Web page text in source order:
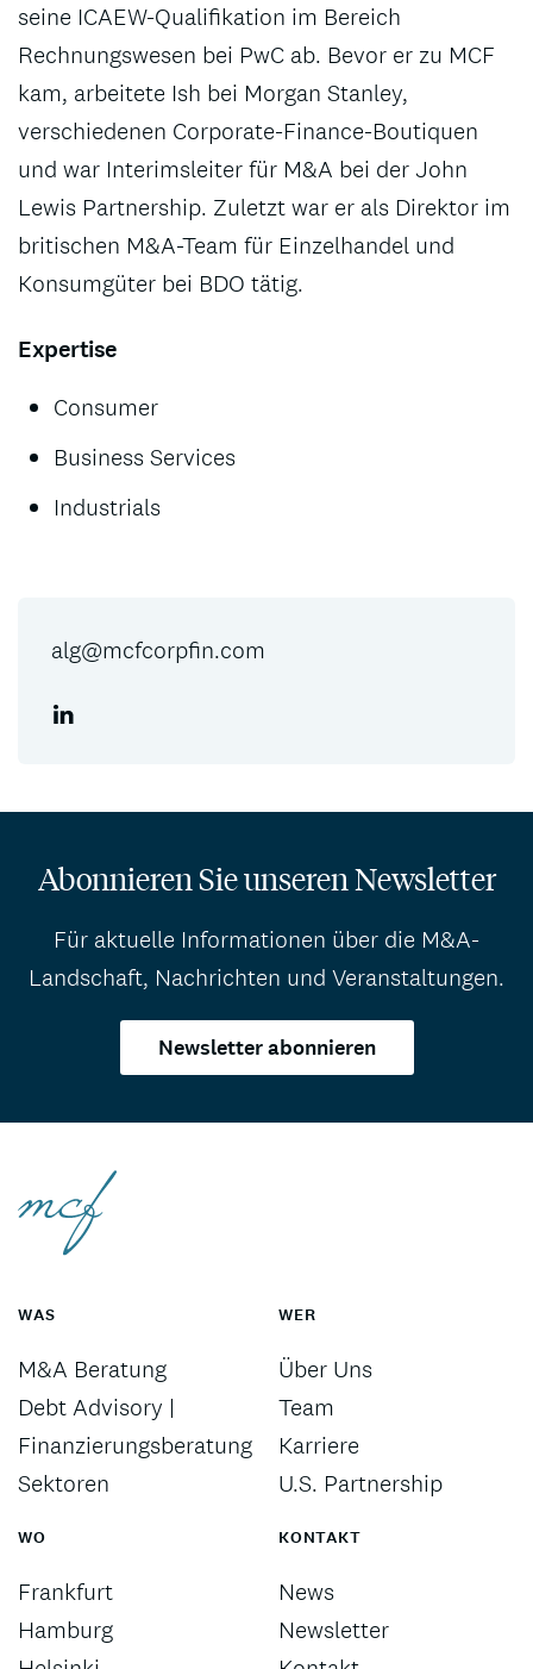
seine ICAEW-Qualifikation im Bereich
Rechnungswesen bei PwC ab. Bevor er zu MCF
kam, arbeitete Ish bei Morgan Stanley,
verschiedenen Corporate-Finance-Boutiquen
und war Interimsleiter für M&A bei der John
Lewis Partnership. Zuletzt war er als Direktor im
britischen M&A-Team für Einzelhandel und
Konsumgüter bei BDO tätig.
Expertise
Consumer
Business Services
Industrials
alg@mcfcorpfin.com
Abonnieren Sie unseren Newsletter
Für aktuelle Informationen über die M&A-
Landschaft, Nachrichten und Veranstaltungen.
Newsletter abonnieren
WAS
M&A Beratung
Debt Advisory |
Finanzierungsberatung
Sektoren
WER
Über Uns
Team
Karriere
U.S. Partnership
WO
Frankfurt
Hamburg
KONTAKT
News
Newsletter